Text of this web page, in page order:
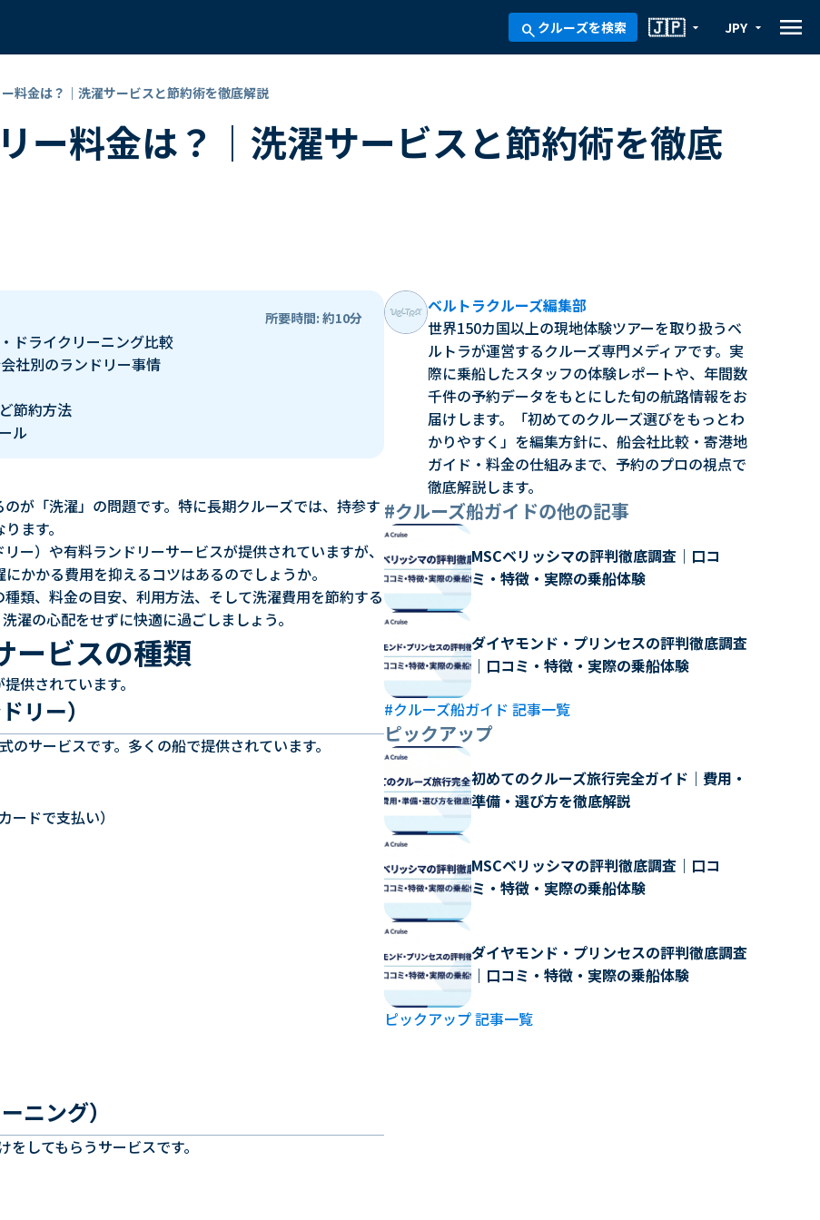
search クルーズを検索 arrow_drop_down
🇯🇵 arrow_drop_down
JPY menu
料金は？｜洗濯サービスと節約術を徹底解説
ー料金は？｜洗濯サービスと節約術を徹底
所要時間: 約10分
ドライクリーニング比較
社別のランドリー事情
節約方法
ル
が「洗濯」の問題です。特に長期クルーズでは、持参す
ます。
ー）や有料ランドリーサービスが提供されていますが、
かかる費用を抑えるコツはあるのでしょうか。
類、料金の目安、利用方法、そして洗濯費用を節約する
濯の心配をせずに快適に過ごしましょう。
ービスの種類
供されています。
リー）
サービスです。多くの船で提供されています。
ドで支払い）
ニング）
してもらうサービスです。
ベルトラクルーズ編集部
世界150カ国以上の現地体験ツアーを取り扱うベ
ルトラが運営するクルーズ専門メディアです。実
際に乗船したスタッフの体験レポートや、年間数
千件の予約データをもとにした旬の航路情報をお
届けします。「初めてのクルーズ選びをもっとわ
かりやすく」を編集方針に、船会社比較・寄港地
ガイド・料金の仕組みまで、予約のプロの視点で
徹底解説します。
#クルーズ船ガイドの他の記事
MSCベリッシマの評判徹底調査｜口コ
ミ・特徴・実際の乗船体験
ダイヤモンド・プリンセスの評判徹底調査
｜口コミ・特徴・実際の乗船体験
#クルーズ船ガイド 記事一覧
ピックアップ
初めてのクルーズ旅行完全ガイド｜費用・
準備・選び方を徹底解説
MSCベリッシマの評判徹底調査｜口コ
ミ・特徴・実際の乗船体験
ダイヤモンド・プリンセスの評判徹底調査
｜口コミ・特徴・実際の乗船体験
ピックアップ 記事一覧